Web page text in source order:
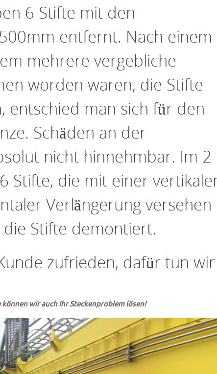
6 Stifte mit den
entfernt. Nach einem
mehrere vergebliche
worden waren, die Stifte
entschied man sich für den
Schäden an der
nicht hinnehmbar. Im 2
Stifte, die mit einer
Verlängerung versehen
Stifte demontiert.
zufrieden, dafür tun wir
wir auch Ihr Steckenproblem lösen!